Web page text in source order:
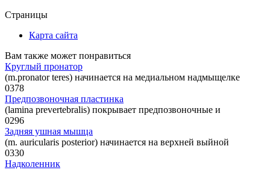
Страницы
Карта сайта
Вам также может понравиться
Круглый пронатор
(m.pronator teres) начинается на медиальном надмыщелке
0378
Предпозвоночная пластинка
(lamina prevertebralis) покрывает предпозвоночные и
0296
Задняя ушная мышца
(m. auricularis posterior) начинается на верхней выйной
0330
Надколенник